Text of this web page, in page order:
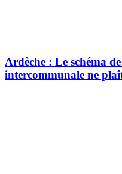
Ardèche : Le schéma
intercommunale ne